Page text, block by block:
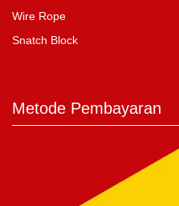
Wire Rope
Snatch Block
Metode Pembayaran